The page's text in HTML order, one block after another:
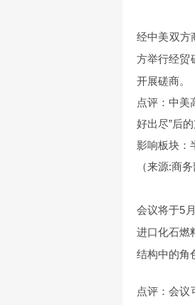
经中美双方
方举行经贸
开展磋商。
点评：中美
好出尽”后的
影响板块：
（来源:商务
会议将于5
进口化石燃
结构中的角
点评：会议